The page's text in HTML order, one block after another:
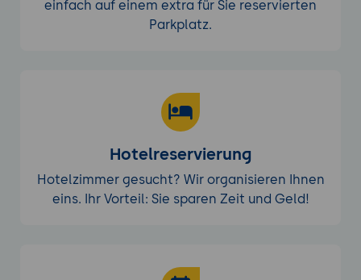
einfach auf einem extra für Sie reservierten
Parkplatz.
Hotelreservierung
Hotelzimmer gesucht? Wir organisieren Ihnen
eins. Ihr Vorteil: Sie sparen Zeit und Geld!